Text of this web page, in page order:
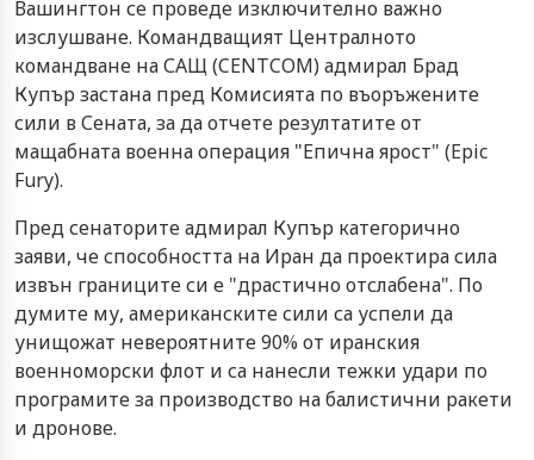
Вашингтон се проведе изключително важно
изслушване. Командващият Централното
командване на САЩ (CENTCOM) адмирал Брад
Купър застана пред Комисията по въоръжените
сили в Сената, за да отчете резултатите от
мащабната военна операция "Епична ярост" (Epic
Fury).
Пред сенаторите адмирал Купър категорично
заяви, че способността на Иран да проектира сила
извън границите си е "драстично отслабена". По
думите му, американските сили са успели да
унищожат невероятните 90% от иранския
военноморски флот и са нанесли тежки удари по
програмите за производство на балистични ракети
и дронове.